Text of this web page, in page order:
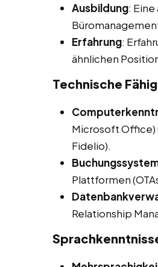
Ausbildung:
Erfahrung:
ähnlichen
Technische
Microsoft Office)
Fidelio).
Plattformen
Relationship